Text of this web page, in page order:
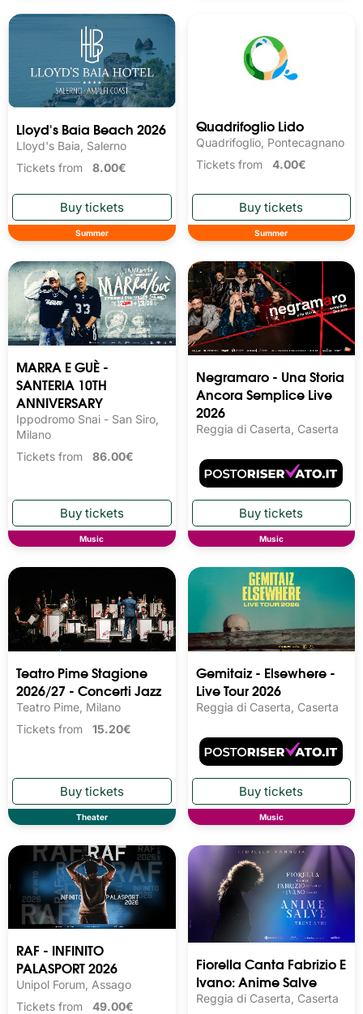
Lloyd's Baia Beach 2026
Lloyd's Baia, Salerno
Tickets from 8.00€
Summer
Quadrifoglio Lido
Quadrifoglio, Pontecagnano
Tickets from 4.00€
Summer
MARRA E GUÈ -
SANTERIA 10TH
ANNIVERSARY
Ippodromo Snai - San Siro,
Milano
Tickets from 86.00€
Music
Negramaro - Una Storia
Ancora Semplice Live
2026
Reggia di Caserta, Caserta
Music
Teatro Pime Stagione
2026/27 - Concerti Jazz
Teatro Pime, Milano
Tickets from 15.20€
Theater
Gemitaiz - Elsewhere -
Live Tour 2026
Reggia di Caserta, Caserta
Music
RAF - INFINITO
PALASPORT 2026
Unipol Forum, Assago
Tickets from 49.00€
Fiorella Canta Fabrizio E
Ivano: Anime Salve
Reggia di Caserta, Caserta